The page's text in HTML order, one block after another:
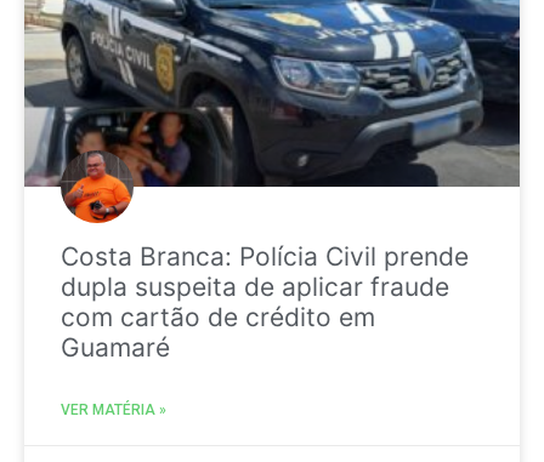
Costa Branca: Polícia Civil prende
dupla suspeita de aplicar fraude
com cartão de crédito em
Guamaré
VER MATÉRIA »